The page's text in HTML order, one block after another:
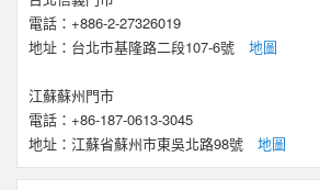
電話：+886-2-27326019
地址：台北市基隆路二段107-6號 地圖
江蘇蘇州門市
電話：+86-187-0613-3045
地址：江蘇省蘇州市東吳北路98號 地圖